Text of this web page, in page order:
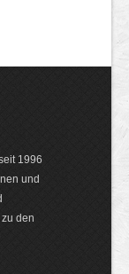
1996
und
den